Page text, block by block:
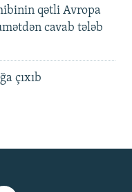
qətli Avropa
cavab tələb
çıxıb